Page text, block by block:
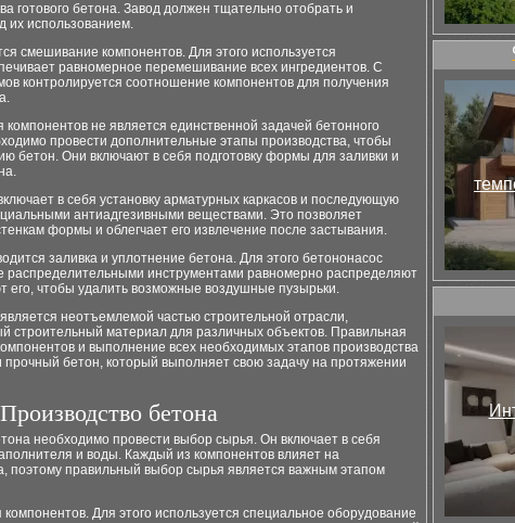
готового бетона. Завод должен тщательно отобрать и
их использованием.
смешивание компонентов. Для этого используется
равномерное перемешивание всех ингредиентов. С
контролируется соотношение компонентов для получения
не является единственной задачей бетонного
провести дополнительные этапы производства, чтобы
бетон. Они включают в себя подготовку формы для заливки и
в себя установку арматурных каркасов и последующую
антиадгезивными веществами. Это позволяет
формы и облегчает его извлечение после застывания.
заливка и уплотнение бетона. Для этого бетононасос
распределительными инструментами равномерно распределяют
его, чтобы удалить возможные воздушные пузырьки.
неотъемлемой частью строительной отрасли,
строительный материал для различных объектов. Правильная
и выполнение всех необходимых этапов производства
бетон, который выполняет свою задачу на протяжении
Производство бетона
необходимо провести выбор сырья. Он включает в себя
и воды. Каждый из компонентов влияет на
поэтому правильный выбор сырья является важным этапом
Для этого используется специальное оборудование